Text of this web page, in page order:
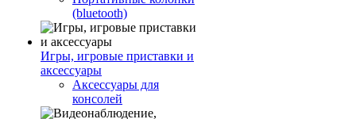
(bluetooth)
Игры, игровые приставки и
аксессуары
Аксессуары для
консолей